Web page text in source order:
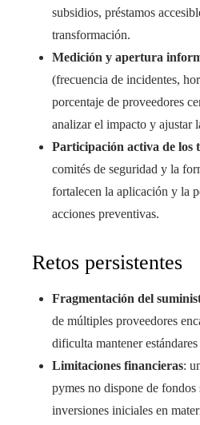
subsidios, préstamos
transformación.
Medición y apertura
(frecuencia de incidentes,
porcentaje de proveedores
analizar el impacto y ajustar
Participación activa de los
comités de seguridad y la
fortalecen la aplicación y la
acciones preventivas.
Retos persistentes
Fragmentación del
de múltiples proveedores
dificulta mantener
Limitaciones financieras:
pymes no dispone de
inversiones iniciales en